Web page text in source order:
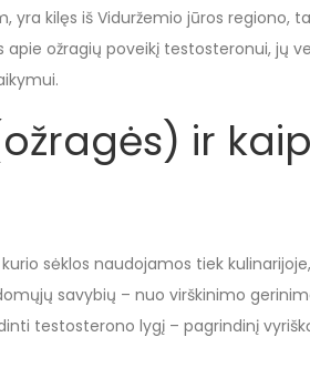
kilęs iš Viduržemio jūros regiono,
ožragių poveikį testosteronui, jų
ir
sėklos naudojamos tiek
savybių – nuo virškinimo
testosterono lygį – pagrindinį